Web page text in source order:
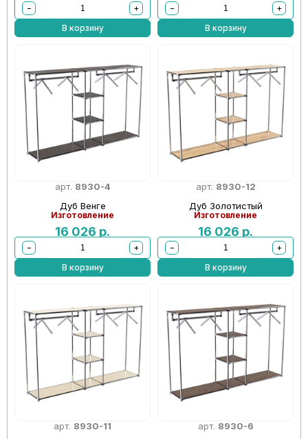
−
+
В корзину
−
+
В корзину
арт. 8930-4
Дуб Венге
Изготовление
16 026 р.
−
+
В корзину
арт. 8930-12
Дуб Золотистый
Изготовление
16 026 р.
−
+
В корзину
арт. 8930-11
арт. 8930-6